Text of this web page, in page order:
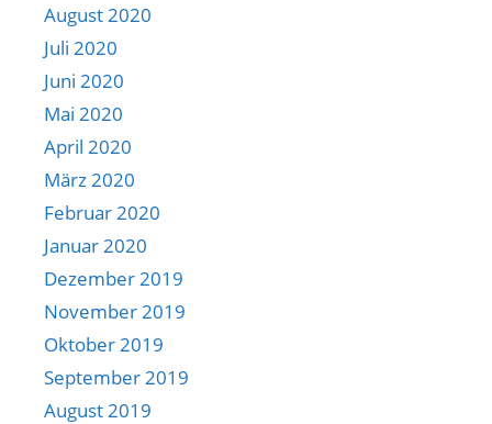
August 2020
Juli 2020
Juni 2020
Mai 2020
April 2020
März 2020
Februar 2020
Januar 2020
Dezember 2019
November 2019
Oktober 2019
September 2019
August 2019